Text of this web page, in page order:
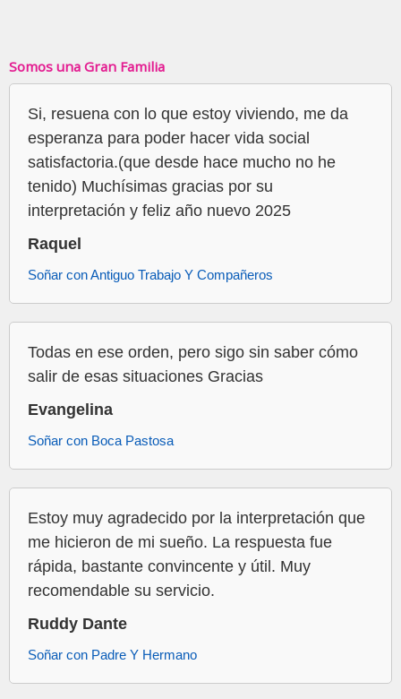
Somos una Gran Familia
Si, resuena con lo que estoy viviendo, me da
esperanza para poder hacer vida social
satisfactoria.(que desde hace mucho no he
tenido) Muchísimas gracias por su
interpretación y feliz año nuevo 2025
Raquel
Soñar con Antiguo Trabajo Y Compañeros
Todas en ese orden, pero sigo sin saber cómo
salir de esas situaciones Gracias
Evangelina
Soñar con Boca Pastosa
Estoy muy agradecido por la interpretación que
me hicieron de mi sueño. La respuesta fue
rápida, bastante convincente y útil. Muy
recomendable su servicio.
Ruddy Dante
Soñar con Padre Y Hermano